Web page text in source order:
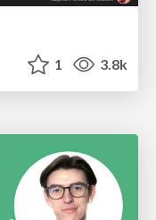
1 3.8k